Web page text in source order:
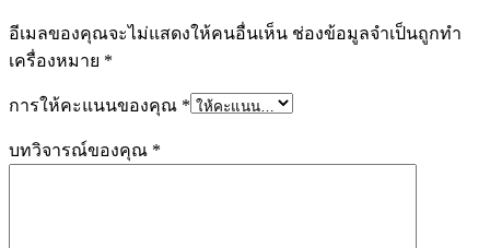
อีเมลของคุณจะไม่แสดงให้คนอื่นเห็น ช่องข้อมูลจำเป็นถูกทำ
เครื่องหมาย *
การให้คะแนนของคุณ *
บทวิจารณ์ของคุณ *